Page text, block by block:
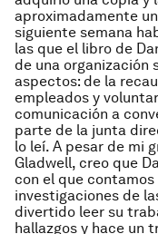
aproximadamente
siguiente semana
las que el libro de
de una organización
aspectos: de la
empleados y
comunicación a
parte de la junta
lo leí. A pesar de mi
Gladwell, creo que
con el que
investigaciones de
divertido leer su
hallazgos y hace un